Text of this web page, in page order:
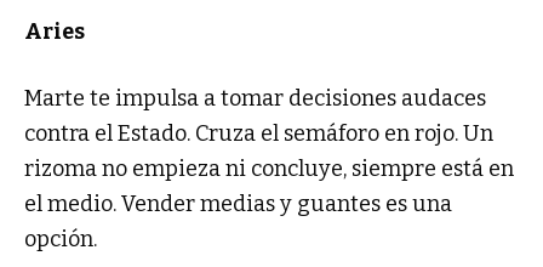
Aries
Marte te impulsa a tomar decisiones audaces
contra el Estado. Cruza el semáforo en rojo. Un
rizoma no empieza ni concluye, siempre está en
el medio. Vender medias y guantes es una
opción.